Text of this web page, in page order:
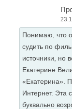
Понимаю, что
судить по
источники, но
Екатерине
«Екатерина».
Интернет. Эта
буквально